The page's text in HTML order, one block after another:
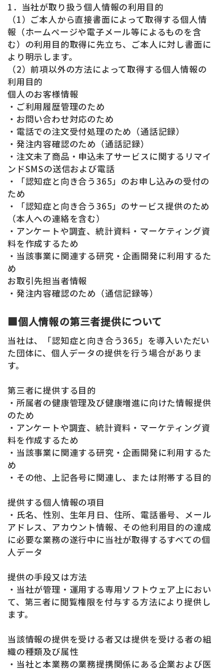
1．当社が取り扱う個人情報の利用目的
（1）ご本人から直接書面によって取得する個人情
報（ホームページや電子メール等によるものを含
む）の利用目的取得に先立ち、ご本人に対し書面に
より明示します。
（2）前項以外の方法によって取得する個人情報の
利用目的
個人のお客様情報
・ご利用履歴管理のため
・お問い合わせ対応のため
・電話での注文受付処理のため（通話記録）
・発注内容確認のため（通話記録）
・注文未了商品・申込未了サービスに関するリマイ
ンドSMSの送信および電話
・「認知症と向き合う365」のお申し込みの受付の
ため
・「認知症と向き合う365」のサービス提供のため
（本人への連絡を含む）
・アンケートや調査、統計資料・マーケティング資
料を作成するため
・当該事業に関連する研究・企画開発に利用するた
め
お取引先担当者情報
・発注内容確認のため（通信記録等）
■個人情報の第三者提供について
当社は、「認知症と向き合う365」を導入いただい
た団体に、個人データの提供を行う場合がありま
す。
第三者に提供する目的
・所属者の健康管理及び健康増進に向けた情報提供
のため
・アンケートや調査、統計資料・マーケティング資
料を作成するため
・当該事業に関連する研究・企画開発に利用するた
め
・その他、上記各号に関連し、または附帯する目的
提供する個人情報の項目
・氏名、性別、生年月日、住所、電話番号、メール
アドレス、アカウント情報、その他利用目的の達成
に必要な業務の遂行中に当社が取得するすべての個
人データ
提供の手段又は方法
・当社が管理・運用する専用ソフトウェア上におい
て、第三者に閲覧権限を付与する方法により提供し
ます。
当該情報の提供を受ける者又は提供を受ける者の組
織の種類及び属性
・当社と本業務の業務提携関係にある企業および医